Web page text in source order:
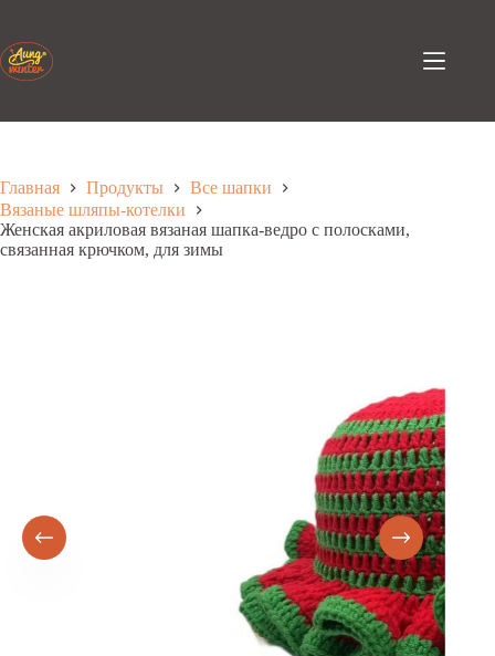
содержанию
Главная Продукты
Все шапки
Вязаные шляпы-котелки
Женская акриловая вязаная шапка-ведро с полосками,
связанная крючком, для зимы